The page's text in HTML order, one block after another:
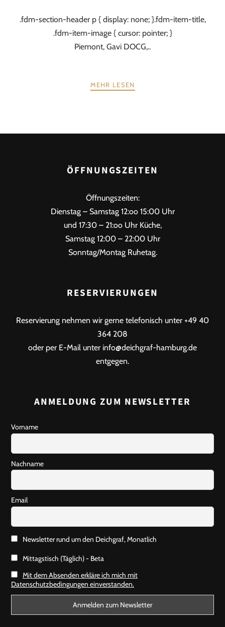
.fdm-section-header p { display: none; }.fdm-item-title,
.fdm-item-image { cursor: pointer; }
Piemont, Gavi DOCG,..
MEHR LESEN
ÖFFNUNGSZEITEN
Öffnungszeiten:
Dienstag – Samstag 12:oo 15:00 Uhr
und 17:30 – 21:oo Uhr Küche,
Samstag 12:00 – 22:00 Uhr
Sonntag/Montag Ruhetag.
RESERVIERUNGEN
Reservierung nehmen wir gerne telefonisch unter +49 40
364 208
oder per E-Mail unter info@deichgraf-hamburg.de
entgegen.
ANMELDUNG ZUM NEWSLETTER
Vorname
Nachname
Email
Newsletter rund um den Deichgraf, Monatlich
Mittagstisch (Täglich) - Beta
Mit dem Absenden erkläre ich mich mit
Datenschutzbedingungen einverstanden.